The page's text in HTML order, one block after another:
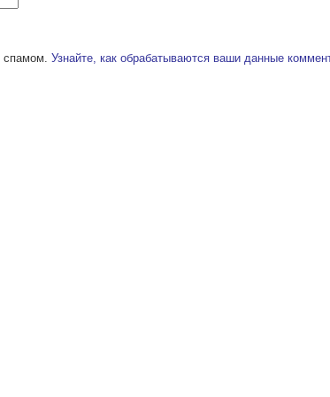
спамом.Узнайте, как обрабатываются ваши данные